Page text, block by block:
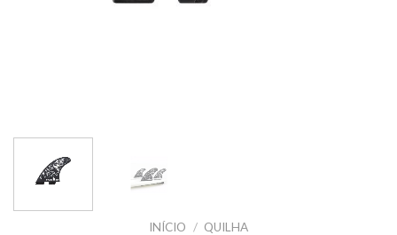
INÍCIO / QUILHA